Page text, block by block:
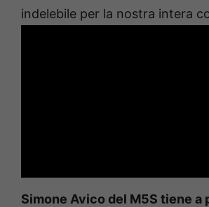
indelebile per la nostra intera
Simone Avico del M5S tiene a